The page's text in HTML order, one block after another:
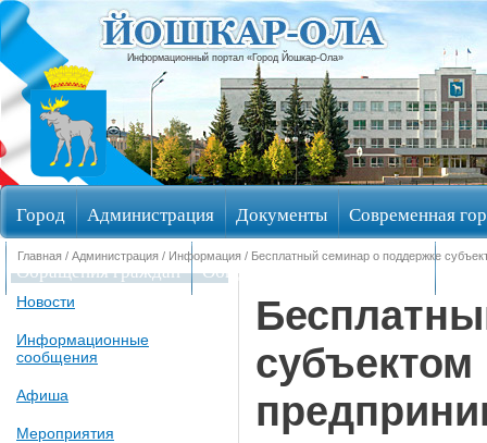
Информационный портал «Город Йошкар-Ола»
Город Администрация Документы Современная
Обращения граждан Общественные обсуждения
Главная / Администрация / Информация / Бесплатный семинар о поддержке
Новости
Информационные
сообщения
Афиша
Мероприятия
субъектом